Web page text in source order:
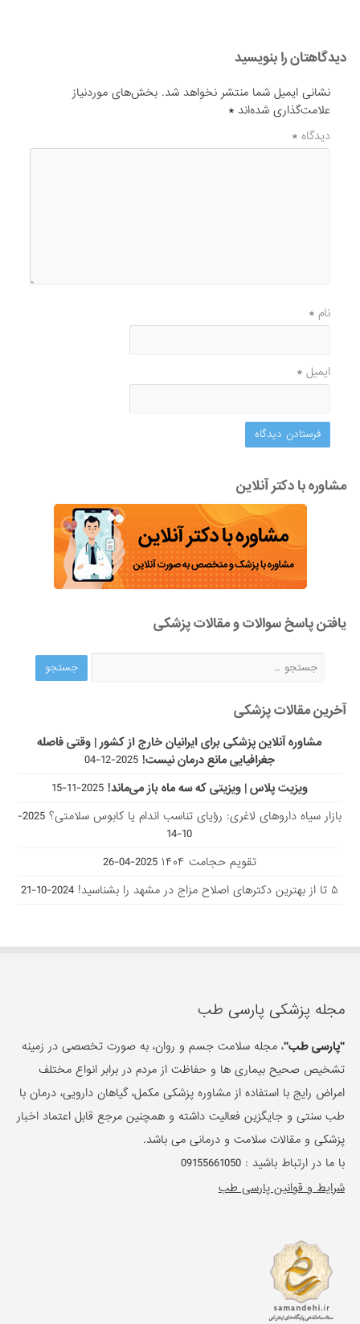
دیدگاهتان را بنویسید
نشانی ایمیل شما منتشر نخواهد شد. بخش‌های موردنیاز
علامت‌گذاری شده‌اند*
دیدگاه*
نام*
ایمیل*
مشاوره با دکتر آنلاین
یافتن پاسخ سوالات و مقالات پزشکی
آخرین مقالات پزشکی
مشاوره آنلاین پزشکی برای ایرانیان خارج از کشور | وقتی فاصله
جغرافیایی مانع درمان نیست! 2025-12-04
ویزیت پلاس | ویزیتی که سه ماه باز می‌ماند! 2025-11-15
بازار سیاه داروهای لاغری: رؤیای تناسب اندام یا کابوس سلامتی؟
2025-
10-14
تقویم حجامت ۱۴۰۴
2025-04-26
۵ تا از بهترین دکتر‌های اصلاح مزاج در مشهد را بشناسید!
2024-10-21
مجله پزشکی پارسی طب
"پارسی طب"، مجله سلامت جسم و روان، به صورت تخصصی در زمینه
تشخیص صحیح بیماری ها و حفاظت از مردم در برابر انواع مختلف
امراض رایج با استفاده از مشاوره پزشکی مکمل، گیاهان دارویی، درمان با
طب سنتی و جایگزین فعالیت داشته و همچنین مرجع قابل اعتماد اخبار
پزشکی و مقالات سلامت و درمانی می باشد.
با ما در ارتباط باشید :09155661050
شرایط و قوانین پارسی طب